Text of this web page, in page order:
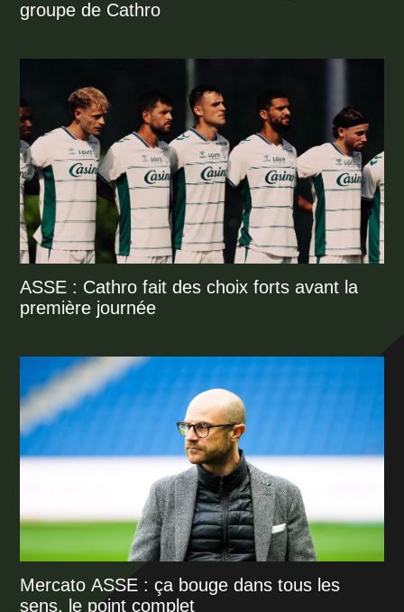
groupe de Cathro
ASSE : Cathro fait des choix forts avant la
première journée
Mercato ASSE : ça bouge dans tous les
sens, le point complet